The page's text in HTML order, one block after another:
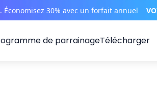
30% avec un forfait annuel
de parrainageTélécharger